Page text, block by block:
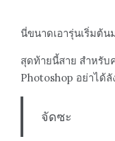
นี่ขนาดเอารุ่นเริ่มต้น
สุดท้ายนี้สาย สำหรับ
Photoshop อย่าได้ลั
จัดซะ